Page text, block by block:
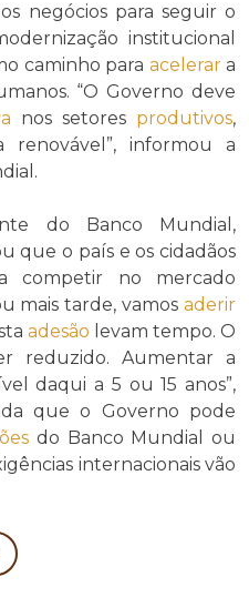
negócios para seguir o
institucional
caminho para acelerara
“O Governo deve
nos setores produtivos,
informou a
do Banco Mundial,
que o país e os cidadãos
competir no mercado
mais tarde, vamos aderir
adesão levam tempo. O
reduzido. Aumentar a
daqui a 5 ou 15 anos”,
que o Governo pode
do Banco Mundial ou
internacionais vão